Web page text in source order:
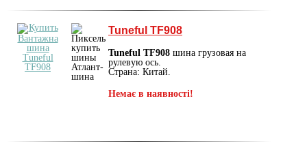
Tuneful TF908
Tuneful TF908 шина грузовая на
рулевую ось.
Страна: Китай.
Немає в наявності!